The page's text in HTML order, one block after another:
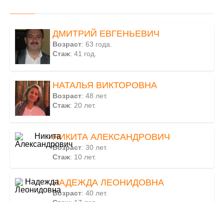
ДМИТРИЙ ЕВГЕНЬЕВИЧ
Возраст: 63 года.
Стаж: 41 год.
НАТАЛЬЯ ВИКТОРОВНА
Возраст: 48 лет.
Стаж: 20 лет.
НИКИТА АЛЕКСАНДРОВИЧ
Возраст: 30 лет.
Стаж: 10 лет.
НАДЕЖДА ЛЕОНИДОВНА
Возраст: 40 лет.